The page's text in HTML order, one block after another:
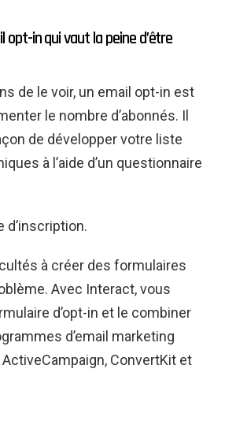
opt-in qui vaut la peine d’être
de le voir, un email opt-in est
le nombre d’abonnés. Il
de développer votre liste
à l’aide d’un questionnaire
d’inscription.
à créer des formulaires
Avec Interact, vous
d’opt-in et le combiner
d’email marketing
ConvertKit et